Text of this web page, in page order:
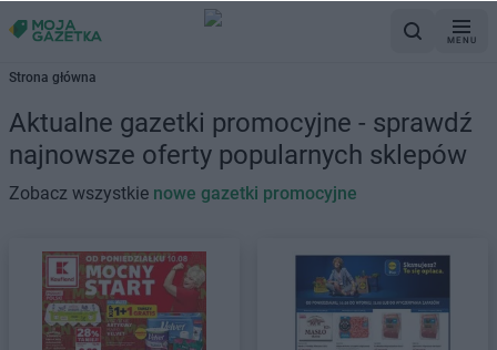
MENU
Strona główna
Aktualne gazetki promocyjne - sprawdź
najnowsze oferty popularnych sklepów
Zobacz wszystkie nowe gazetki promocyjne